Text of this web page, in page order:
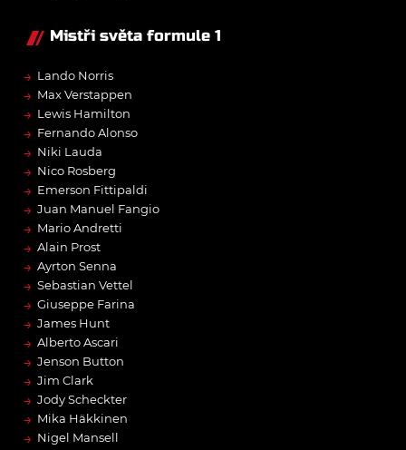
Mistři světa formule 1
→ Lando Norris
→ Max Verstappen
→ Lewis Hamilton
→ Fernando Alonso
→ Niki Lauda
→ Nico Rosberg
→ Emerson Fittipaldi
→ Juan Manuel Fangio
→ Mario Andretti
→ Alain Prost
→ Ayrton Senna
→ Sebastian Vettel
→ Giuseppe Farina
→ James Hunt
→ Alberto Ascari
→ Jenson Button
→ Jim Clark
→ Jody Scheckter
→ Mika Häkkinen
→ Nigel Mansell